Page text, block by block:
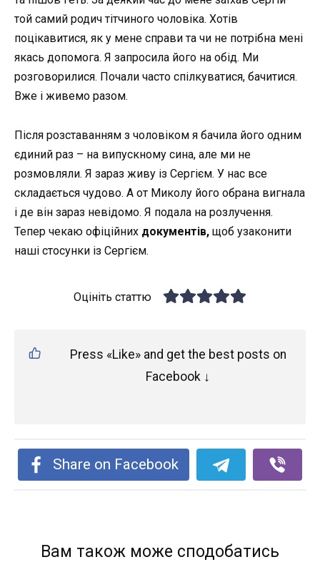
той самий родич тітчиного чоловіка. Хотів
поцікавитися, як у мене справи та чи не потрібна мені
якась допомога. Я запросила його на обід. Ми
розговорилися. Почали часто спілкуватися, бачитися.
Вже і живемо разом.
Після розставанням з чоловіком я бачила його одним
єдиний раз – на випускному сина, але ми не
розмовляли. Я зараз живу із Сергієм. У нас все
складається чудово. А от Миколу його обрана вигнала
і де він зараз невідомо. Я подала на розлучення.
Тепер чекаю офіційних документів, щоб узаконити
наші стосунки із Сергієм.
Оцініть статтю
Press «Like» and get the best posts on
Facebook ↓
Share on Facebook
Вам також може сподобатись